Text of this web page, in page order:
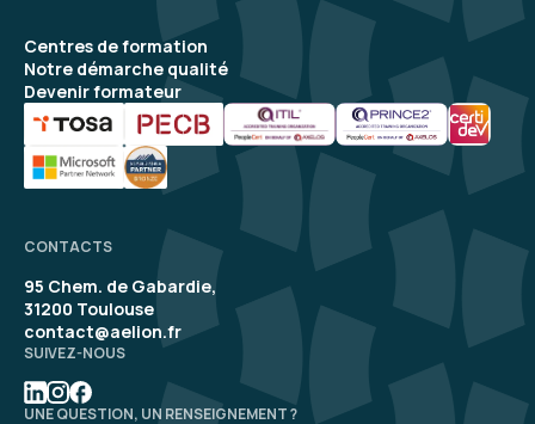
Centres de formation
Notre démarche qualité
Devenir formateur
CONTACTS
95 Chem. de Gabardie,
31200 Toulouse
contact@aelion.fr
SUIVEZ-NOUS
UNE QUESTION, UN RENSEIGNEMENT ?